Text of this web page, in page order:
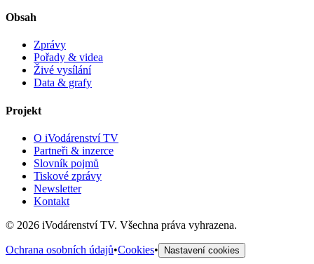
Obsah
Zprávy
Pořady & videa
Živé vysílání
Data & grafy
Projekt
O iVodárenství TV
Partneři & inzerce
Slovník pojmů
Tiskové zprávy
Newsletter
Kontakt
© 2026 iVodárenství TV. Všechna práva vyhrazena.
Ochrana osobních údajů•Cookies• Nastavení cookies